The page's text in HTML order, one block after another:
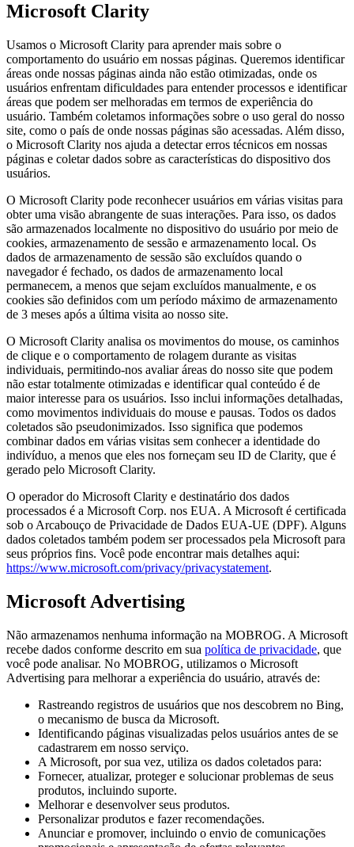
Microsoft Clarity
Usamos o Microsoft Clarity para aprender mais sobre o
comportamento do usuário em nossas páginas. Queremos identificar
áreas onde nossas páginas ainda não estão otimizadas, onde os
usuários enfrentam dificuldades para entender processos e identificar
áreas que podem ser melhoradas em termos de experiência do
usuário. Também coletamos informações sobre o uso geral do nosso
site, como o país de onde nossas páginas são acessadas. Além disso,
o Microsoft Clarity nos ajuda a detectar erros técnicos em nossas
páginas e coletar dados sobre as características do dispositivo dos
usuários.
O Microsoft Clarity pode reconhecer usuários em várias visitas para
obter uma visão abrangente de suas interações. Para isso, os dados
são armazenados localmente no dispositivo do usuário por meio de
cookies, armazenamento de sessão e armazenamento local. Os
dados de armazenamento de sessão são excluídos quando o
navegador é fechado, os dados de armazenamento local
permanecem, a menos que sejam excluídos manualmente, e os
cookies são definidos com um período máximo de armazenamento
de 3 meses após a última visita ao nosso site.
O Microsoft Clarity analisa os movimentos do mouse, os caminhos
de clique e o comportamento de rolagem durante as visitas
individuais, permitindo-nos avaliar áreas do nosso site que podem
não estar totalmente otimizadas e identificar qual conteúdo é de
maior interesse para os usuários. Isso inclui informações detalhadas,
como movimentos individuais do mouse e pausas. Todos os dados
coletados são pseudonimizados. Isso significa que podemos
combinar dados em várias visitas sem conhecer a identidade do
indivíduo, a menos que eles nos forneçam seu ID de Clarity, que é
gerado pelo Microsoft Clarity.
O operador do Microsoft Clarity e destinatário dos dados
processados é a Microsoft Corp. nos EUA. A Microsoft é certificada
sob o Arcabouço de Privacidade de Dados EUA-UE (DPF). Alguns
dados coletados também podem ser processados pela Microsoft para
seus próprios fins. Você pode encontrar mais detalhes aqui:
https://www.microsoft.com/privacy/privacystatement.
Microsoft Advertising
Não armazenamos nenhuma informação na MOBROG. A Microsoft
recebe dados conforme descrito em sua política de privacidade, que
você pode analisar. No MOBROG, utilizamos o Microsoft
Advertising para melhorar a experiência do usuário, através de:
Rastreando registros de usuários que nos descobrem no Bing,
o mecanismo de busca da Microsoft.
Identificando páginas visualizadas pelos usuários antes de se
cadastrarem em nosso serviço.
A Microsoft, por sua vez, utiliza os dados coletados para:
Fornecer, atualizar, proteger e solucionar problemas de seus
produtos, incluindo suporte.
Melhorar e desenvolver seus produtos.
Personalizar produtos e fazer recomendações.
Anunciar e promover, incluindo o envio de comunicações